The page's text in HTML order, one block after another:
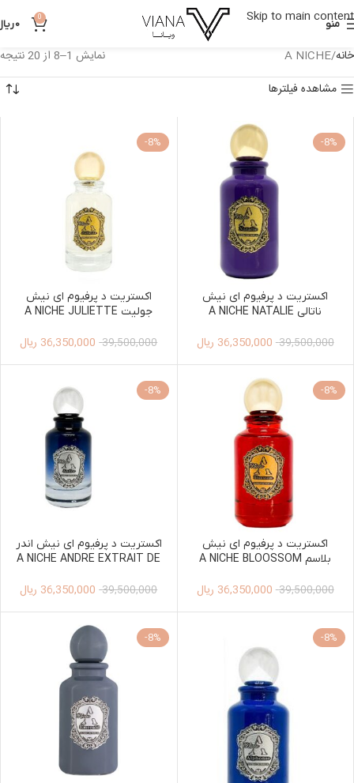
Skip to main content
منو 0
0
خانه A NICHE
نمایش 1–8 از 20 نتیجه
مشاهده فیلترها
-8%
اکستریت د پرفیوم ای نیش
ناتالی A NICHE NATALIE
WOMEN39,500,000
36,350,000 ریال
-8%
اکستریت د پرفیوم ای نیش
جولیت A NICHE JULIETTE
WOMEN39,500,000
36,350,000 ریال
-8%
اکستریت د پرفیوم ای نیش
بلاسم A NICHE BLOOSSOM
WOMEN39,500,000
36,350,000 ریال
-8%
اکستریت د پرفیوم ای نیش اندر
A NICHE ANDRE EXTRAIT DE
39,500,000
36,350,000 ریال
-8%
-8%